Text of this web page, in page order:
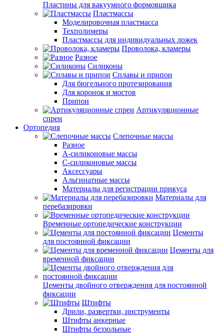
Пластины для вакуумного формовщика
Пластмассы
Моделировочная пластмасса
Техполимеры
Пластмассы для индивидуальных ложек
Проволока, кламеры
Разное
Силиконы
Сплавы и припои
Для бюгельного протезирования
Для коронок и мостов
Припои
Артикуляционные
спреи
Ортопедия
Слепочные массы
Разное
А-силиконовые массы
С-силиконовые массы
Аксессуары
Альгинатные массы
Материалы для регистрации прикуса
Материалы для
перебазировки
Временные ортопедические конструкции
Цементы
для постоянной фиксации
Цементы для
временной фиксации
Цементы двойного отверждения для постоянной
фиксации
Штифты
Дрили, развертки, инструменты
Штифты анкерные
Штифты беззольные